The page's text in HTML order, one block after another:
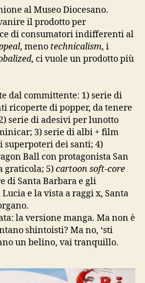
rinfrescata
al Museo Diocesano.
il prodotto per
di consumatori indifferenti al
, meno technicalism, i
, ci vuole un prodotto più
dal committente: 1) serie di
ricoperte di popper, da tenere
serie di adesivi per lunotto
3) serie di albi + film
superpoteri dei santi; 4)
Ball con protagonista San
graticola; 5)cartoon soft-core
di Santa Barbara e gli
e la vista a raggi x, Santa
la versione manga. Ma non è
shintoisti? Ma no, ‘sti
un belino, vai tranquillo.